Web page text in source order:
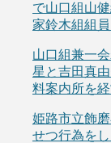
で山口組山
家鈴木組組員
山口組兼一
星と吉田真
料案内所を
姫路市立飾
せつ行為をし